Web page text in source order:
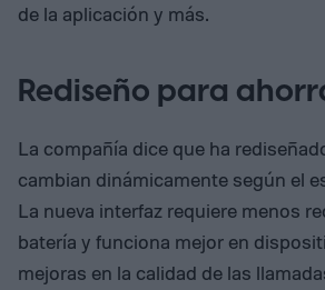
de la aplicación y más.
Rediseño para
La compañía dice que ha
cambian dinámicamente según el
La nueva interfaz requiere menos
batería y funciona mejor en
mejoras en la calidad de las